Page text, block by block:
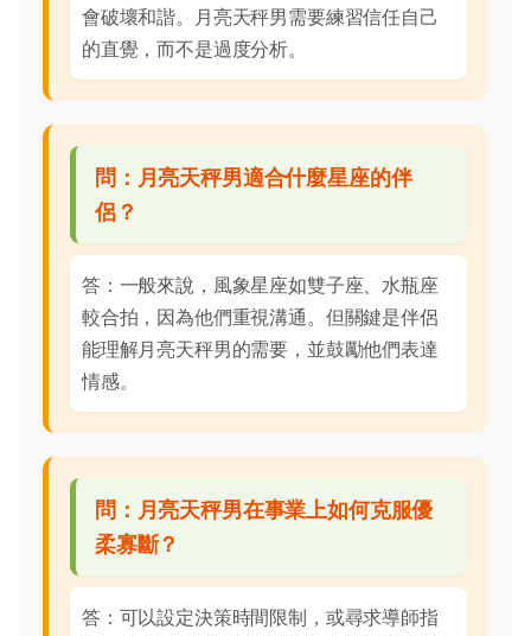
會破壞和諧。月亮天秤男需要練習信任自己
的直覺，而不是過度分析。
問：月亮天秤男適合什麼星座的伴
侶？
答：一般來說，風象星座如雙子座、水瓶座
較合拍，因為他們重視溝通。但關鍵是伴侶
能理解月亮天秤男的需要，並鼓勵他們表達
情感。
問：月亮天秤男在事業上如何克服優
柔寡斷？
答：可以設定決策時間限制，或尋求導師指